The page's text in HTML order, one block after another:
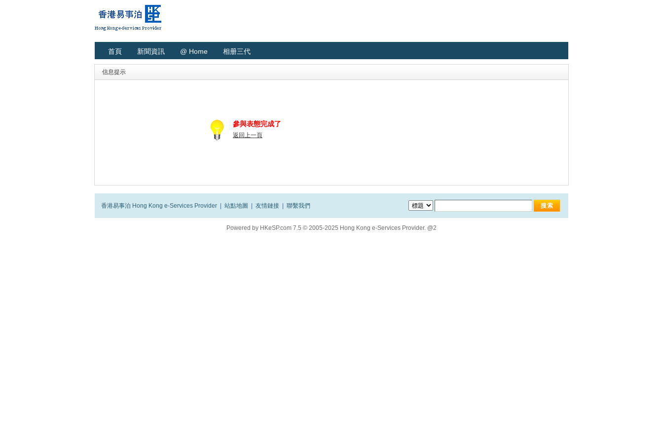
首頁 新聞資訊 @ Home 相册三代
信息提示
參與表態完成了
返回上一頁
香港易事泊 Hong Kong e-Services Provider 站點地圖 友情鏈接 聯繫我們
Powered by HKeSP.com 7.5 © 2005-2025 Hong Kong e-Services Provider. @2